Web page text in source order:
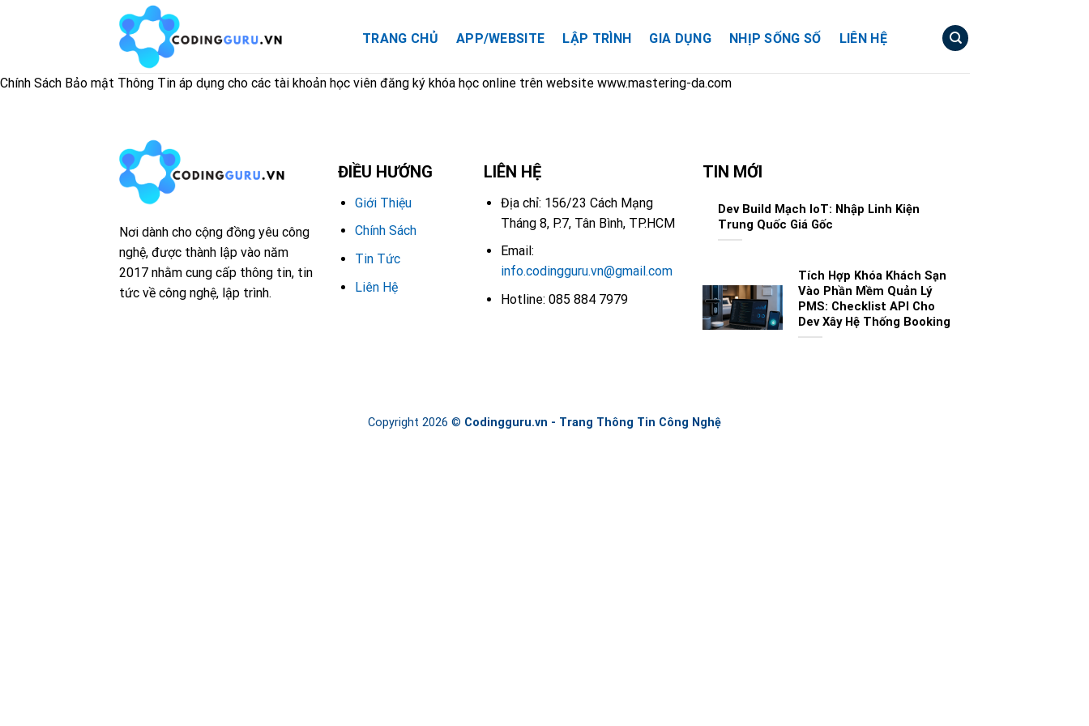
TRANG CHỦ APP/WEBSITE LẬP TRÌNH GIA DỤNG NHỊP SỐNG SỐ LIÊN HỆ
Chính Sách Bảo mật Thông Tin áp dụng cho các tài khoản học viên đăng ký khóa học online trên website www.mastering-da.com
Nơi dành cho cộng đồng yêu công
nghệ, được thành lập vào năm
2017 nhằm cung cấp thông tin, tin
tức về công nghệ, lập trình.
ĐIỀU HƯỚNG
Giới Thiệu
Chính Sách
Tin Tức
Liên Hệ
LIÊN HỆ
Địa chỉ: 156/23 Cách Mạng
Tháng 8, P.7, Tân Bình, TP.HCM
Email:
info.codingguru.vn@gmail.com
Hotline: 085 884 7979
TIN MỚI
Dev Build Mạch IoT: Nhập Linh Kiện
Trung Quốc Giá Gốc
Tích Hợp Khóa Khách Sạn
Vào Phần Mềm Quản Lý
PMS: Checklist API Cho
Dev Xây Hệ Thống Booking
Copyright 2026 © Codingguru.vn - Trang Thông Tin Công Nghệ